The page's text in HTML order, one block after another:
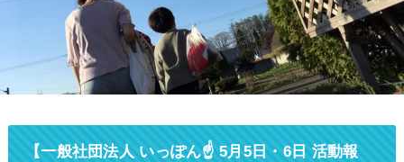
【一般社団法人 いっぽん☝️ 5月5日・6日 活動報